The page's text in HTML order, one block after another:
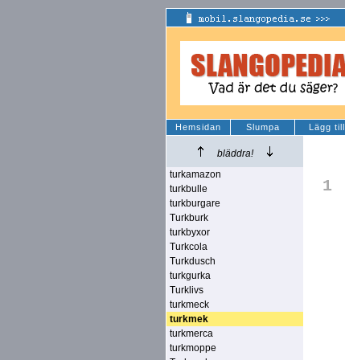
Hemsidan Slumpa Lägg till
bläddra!
turkamazon
turkbulle
turkburgare
Turkburk
turkbyxor
Turkcola
Turkdusch
turkgurka
Turklivs
turkmeck
turkmek
turkmerca
turkmoppe
1